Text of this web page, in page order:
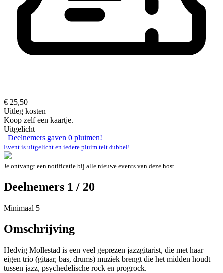
€ 25,50
Uitleg kosten
Koop zelf een kaartje.
Uitgelicht
Deelnemers gaven 0 pluimen!
Event is uitgelicht en iedere pluim telt dubbel!
Je ontvangt een notificatie bij alle nieuwe events van deze host.
Deelnemers 1 / 20
Minimaal 5
Omschrijving
Hedvig Mollestad is een veel geprezen jazzgitarist, die met haar
eigen trio (gitaar, bas, drums) muziek brengt die het midden houdt
tussen jazz, psychedelische rock en progrock.